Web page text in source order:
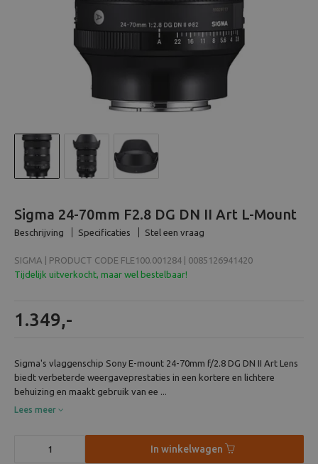
Statieven
Analoog
Sigma 24-70mm F2.8 DG DN II Art L-Mount
Beschrijving Specificaties Stel een vraag
SIGMA | PRODUCT CODE FLE100.001284 | 0085126941420
Tijdelijk uitverkocht, maar wel bestelbaar!
1.349,-
Sigma's vlaggenschip Sony E-mount 24-70mm f/2.8 DG DN II Art Lens
biedt verbeterde weergaveprestaties in een kortere en lichtere
behuizing en maakt gebruik van ee ...
Lees meer
In winkelwagen